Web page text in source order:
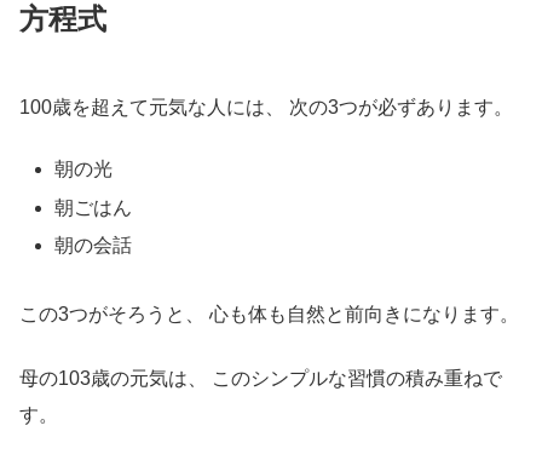
方程式
100歳を超えて元気な人には、 次の3つが必ずあります。
朝の光
朝ごはん
朝の会話
この3つがそろうと、 心も体も自然と前向きになります。
母の103歳の元気は、 このシンプルな習慣の積み重ねで
す。